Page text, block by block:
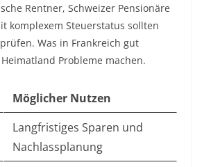
Rentner, Schweizer Pensionäre
komplexem Steuerstatus sollten
Was in Frankreich gut
Probleme machen.
Möglicher Nutzen
Langfristiges Sparen und
Nachlassplanung